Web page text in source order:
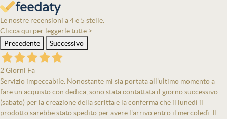
Le nostre recensioni a 4 e 5 stelle.
Clicca qui per leggerle tutte >
Precedente
Successivo
2 Giorni Fa
Servizio impeccabile. Nonostante mi sia portata all'ultimo momento a
fare un acquisto con dedica, sono stata contattata il giorno successivo
(sabato) per la creazione della scritta e la conferma che il lunedì il
prodotto sarebbe stato spedito per avere l'arrivo entro il mercoledì. Il